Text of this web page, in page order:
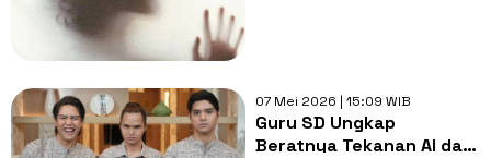
07 Mei 2026 | 15:09 WIB
Guru SD Ungkap
Beratnya Tekanan Al dan